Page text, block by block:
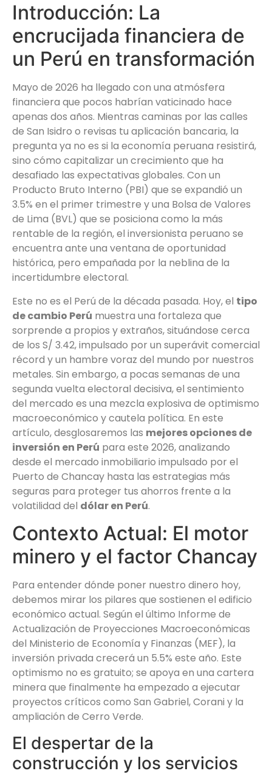
Introducción: La
encrucijada financiera de
un Perú en transformación
Mayo de 2026 ha llegado con una atmósfera
financiera que pocos habrían vaticinado hace
apenas dos años. Mientras caminas por las calles
de San Isidro o revisas tu aplicación bancaria, la
pregunta ya no es si la economía peruana resistirá,
sino cómo capitalizar un crecimiento que ha
desafiado las expectativas globales. Con un
Producto Bruto Interno (PBI) que se expandió un
3.5% en el primer trimestre y una Bolsa de Valores
de Lima (BVL) que se posiciona como la más
rentable de la región, el inversionista peruano se
encuentra ante una ventana de oportunidad
histórica, pero empañada por la neblina de la
incertidumbre electoral.
Este no es el Perú de la década pasada. Hoy, el tipo
de cambio Perú muestra una fortaleza que
sorprende a propios y extraños, situándose cerca
de los S/ 3.42, impulsado por un superávit comercial
récord y un hambre voraz del mundo por nuestros
metales. Sin embargo, a pocas semanas de una
segunda vuelta electoral decisiva, el sentimiento
del mercado es una mezcla explosiva de optimismo
macroeconómico y cautela política. En este
artículo, desglosaremos las mejores opciones de
inversión en Perú para este 2026, analizando
desde el mercado inmobiliario impulsado por el
Puerto de Chancay hasta las estrategias más
seguras para proteger tus ahorros frente a la
volatilidad del dólar en Perú.
Contexto Actual: El motor
minero y el factor Chancay
Para entender dónde poner nuestro dinero hoy,
debemos mirar los pilares que sostienen el edificio
económico actual. Según el último Informe de
Actualización de Proyecciones Macroeconómicas
del Ministerio de Economía y Finanzas (MEF), la
inversión privada crecerá un 5.5% este año. Este
optimismo no es gratuito; se apoya en una cartera
minera que finalmente ha empezado a ejecutar
proyectos críticos como San Gabriel, Corani y la
ampliación de Cerro Verde.
El despertar de la
construcción y los servicios